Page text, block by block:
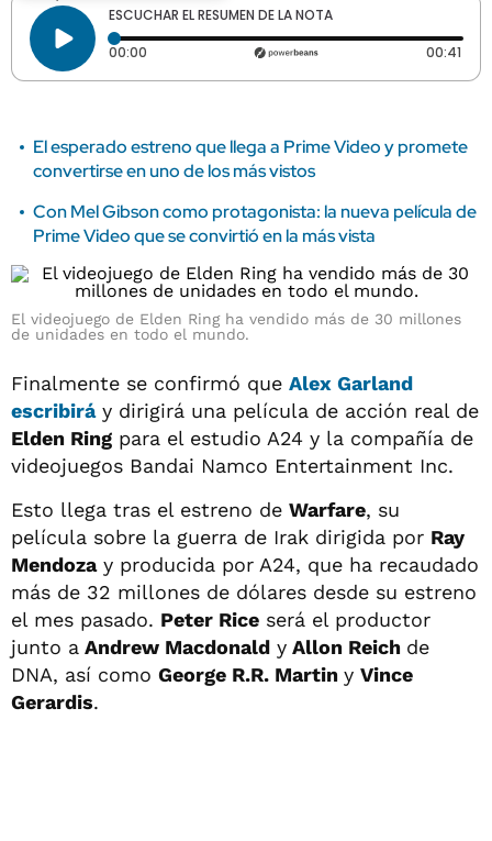
ESCUCHAR EL RESUMEN DE LA NOTA
00:00 Tiempo transcurrido: 0 segundos 00:41
El esperado estreno que llega a Prime Video y promete
convertirse en uno de los más vistos
Con Mel Gibson como protagonista: la nueva película de
Prime Video que se convirtió en la más vista
El videojuego de Elden Ring ha vendido más de 30 millones
de unidades en todo el mundo.
Finalmente se confirmó que Alex Garland
escribiráy dirigirá una película de acción real de
Elden Ring para el estudio A24 y la compañía de
videojuegos Bandai Namco Entertainment Inc.
Esto llega tras el estreno de Warfare, su
película sobre la guerra de Irak dirigida por Ray
Mendozay producida por A24, que ha recaudado
más de 32 millones de dólares desde su estreno
el mes pasado. Peter Rice será el productor
junto a Andrew Macdonald y Allon Reich de
DNA, así como George R.R. Martin y Vince
Gerardis.